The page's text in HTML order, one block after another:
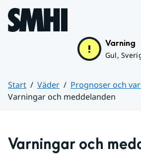
Hoppa till sidans innehåll
Varning
Gul,
Start Väder
Prognoser och
Varningar och meddelanden
Varningar och